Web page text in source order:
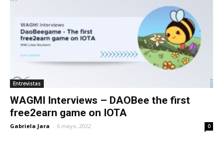
Entrevistas
WAGMI Interviews – DAOBee the first
free2earn game on IOTA
Gabriela Jara - 6 mayo, 2022 0